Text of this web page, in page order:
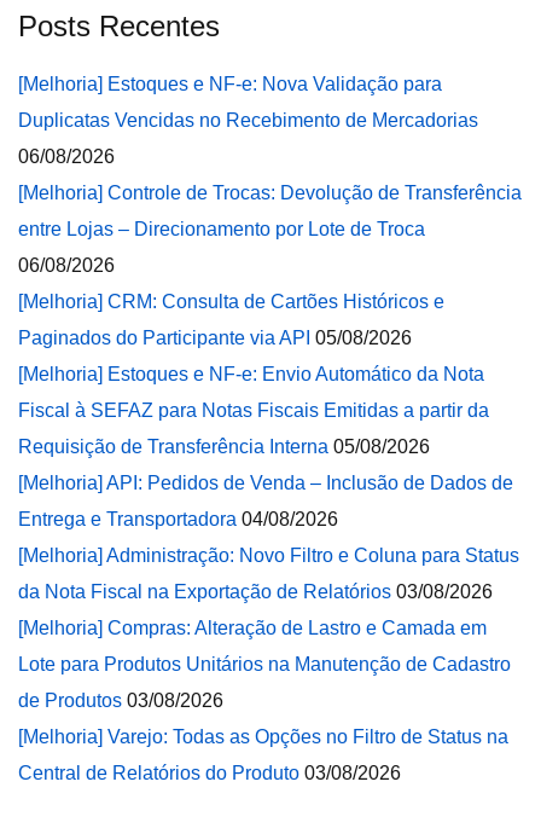
Posts Recentes
[Melhoria] Estoques e NF-e: Nova Validação para
Duplicatas Vencidas no Recebimento de Mercadorias
06/08/2026
[Melhoria] Controle de Trocas: Devolução de Transferência
entre Lojas – Direcionamento por Lote de Troca
06/08/2026
[Melhoria] CRM: Consulta de Cartões Históricos e
Paginados do Participante via API 05/08/2026
[Melhoria] Estoques e NF-e: Envio Automático da Nota
Fiscal à SEFAZ para Notas Fiscais Emitidas a partir da
Requisição de Transferência Interna 05/08/2026
[Melhoria] API: Pedidos de Venda – Inclusão de Dados de
Entrega e Transportadora 04/08/2026
[Melhoria] Administração: Novo Filtro e Coluna para Status
da Nota Fiscal na Exportação de Relatórios 03/08/2026
[Melhoria] Compras: Alteração de Lastro e Camada em
Lote para Produtos Unitários na Manutenção de Cadastro
de Produtos 03/08/2026
[Melhoria] Varejo: Todas as Opções no Filtro de Status na
Central de Relatórios do Produto 03/08/2026